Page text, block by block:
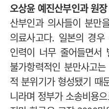
오상윤 예진산부인과 원장
산부인과 의사들이 분만
의료사고다. 일본의 경
인력이 너무 줄어들면서
불가항력적인 분만사고
적 분위기가 형성됐기 때
니라며 정부가 소송비용